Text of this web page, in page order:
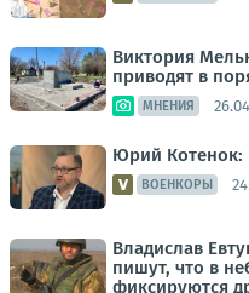
Виктория
приводят в
МНЕНИЯ
Юрий Котенок:
ВОЕНКОРЫ
Владислав
пишут, что в
фиксируются